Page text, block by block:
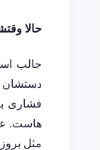
حالا
دستشان
فشاری
هاست.
مثل